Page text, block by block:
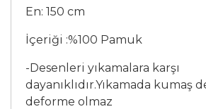
En: 150 cm
İçeriği :%100 Pamuk
-Desenleri yıkamalara karşı
dayanıklıdır.Yıkamada kumaş
deforme olmaz